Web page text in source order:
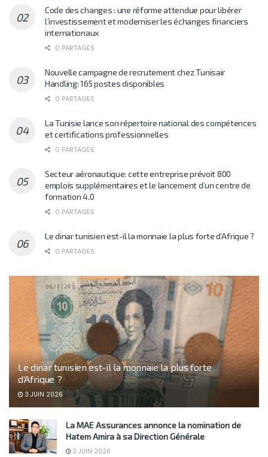
Code des changes : une réforme attendue pour libérer
l’investissement et moderniser les échanges financiers
internationaux
0 PARTAGES
Nouvelle campagne de recrutement chez Tunisair
Handling: 165 postes disponibles
0 PARTAGES
La Tunisie lance son répertoire national des compétences
et certifications professionnelles
0 PARTAGES
Secteur aéronautique: cette entreprise prévoit 800
emplois supplémentaires et le lancement d’un centre de
formation 4.0
0 PARTAGES
Le dinar tunisien est-il la monnaie la plus forte d’Afrique ?
0 PARTAGES
Le dinar tunisien est-il la monnaie la plus forte
d’Afrique ?
3 JUIN 2026
La MAE Assurances annonce la nomination de
Hatem Amira à sa Direction Générale
3 JUIN 2026